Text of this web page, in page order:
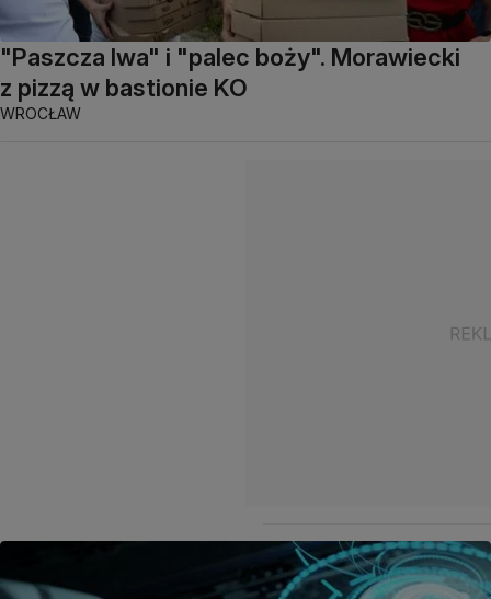
"Paszcza lwa" i "palec boży". Morawiecki
z pizzą w bastionie KO
WROCŁAW